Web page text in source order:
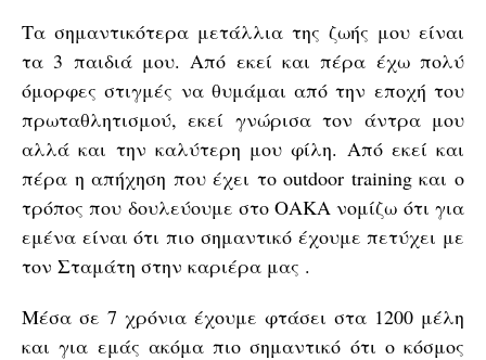
Τα σημαντικότερα μετάλλια της ζωής μου είναι
τα 3 παιδιά μου. Από εκεί και πέρα έχω πολύ
όμορφες στιγμές να θυμάμαι από την εποχή του
πρωταθλητισμού, εκεί γνώρισα τον άντρα μου
αλλά και την καλύτερη μου φίλη. Από εκεί και
πέρα η απήχηση που έχει το outdoor training και ο
τρόπος που δουλεύουμε στο ΟΑΚΑ νομίζω ότι για
εμένα είναι ότι πιο σημαντικό έχουμε πετύχει με
τον Σταμάτη στην καριέρα μας .
Μέσα σε 7 χρόνια έχουμε φτάσει στα 1200 μέλη
και για εμάς ακόμα πιο σημαντικό ότι ο κόσμος